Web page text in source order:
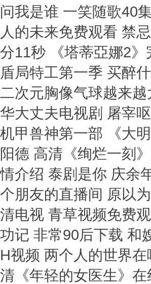
问我是谁 一笑随歌40
人的未来免费观看 禁
分11秒 《塔蒂亞娜2
盾局特工第一季 买醉
二次元胸像气球越来
华大丈夫电视剧 屠宰
机甲兽神第一部 《大
阳德 高清《绚烂一刻
情介绍 泰剧是你 庆余
个朋友的直播间 原以
清电视 青草视频免费
功记 非常90后下载 和
H视频 两个人的世界
清《年轻的女医生》